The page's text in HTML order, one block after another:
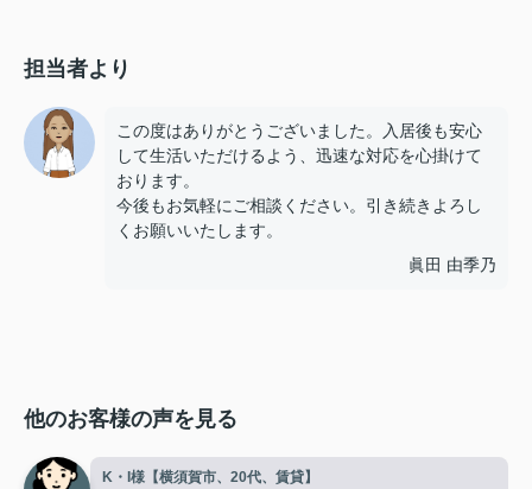
担当者より
この度はありがとうございました。入居後も安心
して生活いただけるよう、迅速な対応を心掛けて
おります。
今後もお気軽にご相談ください。引き続きよろし
くお願いいたします。
眞田 由季乃
他のお客様の声を見る
K・I様【横須賀市、20代、賃貸】